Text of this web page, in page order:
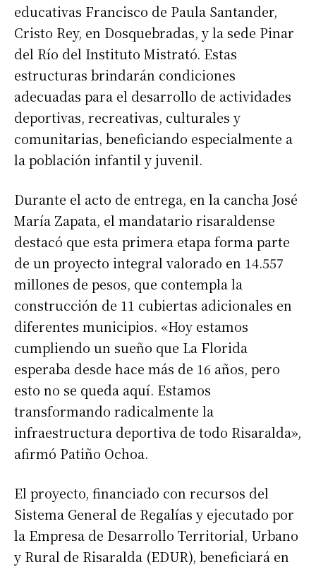
educativas Francisco de Paula Santander,
Cristo Rey, en Dosquebradas, y la sede Pinar
del Río del Instituto Mistrató. Estas
estructuras brindarán condiciones
adecuadas para el desarrollo de actividades
deportivas, recreativas, culturales y
comunitarias, beneficiando especialmente a
la población infantil y juvenil.
Durante el acto de entrega, en la cancha José
María Zapata, el mandatario risaraldense
destacó que esta primera etapa forma parte
de un proyecto integral valorado en 14.557
millones de pesos, que contempla la
construcción de 11 cubiertas adicionales en
diferentes municipios. «Hoy estamos
cumpliendo un sueño que La Florida
esperaba desde hace más de 16 años, pero
esto no se queda aquí. Estamos
transformando radicalmente la
infraestructura deportiva de todo Risaralda»,
afirmó Patiño Ochoa.
El proyecto, financiado con recursos del
Sistema General de Regalías y ejecutado por
la Empresa de Desarrollo Territorial, Urbano
y Rural de Risaralda (EDUR), beneficiará en